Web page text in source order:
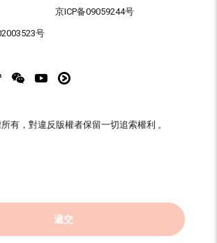
遞交
京ICP备09059244号
号
有，對違反版權者保留一切追索權利 。